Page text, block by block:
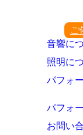
ご
音響に
照明に
パフォ
パフォ
お問い